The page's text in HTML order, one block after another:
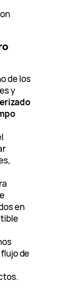
de los
y
en
de